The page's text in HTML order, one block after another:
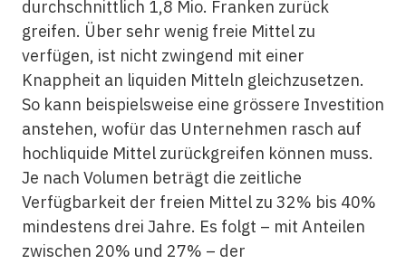
durchschnittlich 1,8 Mio. Franken zurück
greifen. Über sehr wenig freie Mittel zu
verfügen, ist nicht zwingend mit einer
Knappheit an liquiden Mitteln gleichzusetzen.
So kann beispielsweise eine grössere Investition
anstehen, wofür das Unternehmen rasch auf
hochliquide Mittel zurückgreifen können muss.
Je nach Volumen beträgt die zeitliche
Verfügbarkeit der freien Mittel zu 32% bis 40%
mindestens drei Jahre. Es folgt – mit Anteilen
zwischen 20% und 27% – der